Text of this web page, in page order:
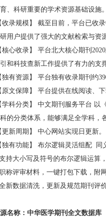
、科研重要的学术资源基础设施
收录规模】
截至目前，平台已收录
用户提供了强大的文献检索与资
核心收录】
平台北大核心期刊
和科技查新工作提供了有力的支
独有资源】
平台独有收录期刊约
原文保障】
平台提供在线阅读、
学科分类】
中文期刊服务平台 以
的分类体系，能够满足全学科，
更新周期】
中心网站实现日更新。
独有功能】
布尔逻辑灵活组配 同
持大小写及符号的布尔逻辑运算
称评审材料，一键打包下载，附
新数据清洗，更新及规范期刊评
名称：中华医学期刊全文数据库